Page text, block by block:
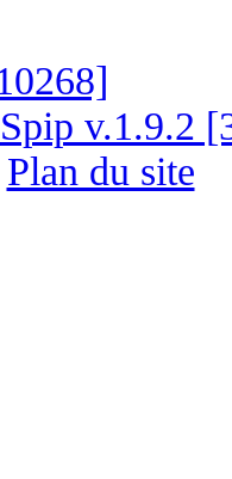
v.1.9.2
Plan du site